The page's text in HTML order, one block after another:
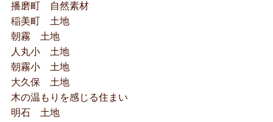
播磨町 自然素材
稲美町 土地
朝霧 土地
人丸小 土地
朝霧小 土地
大久保 土地
木の温もりを感じる住まい
明石 土地